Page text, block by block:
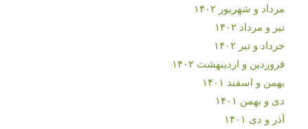
مرداد و شهریور ۱۴۰۲
تیر و مرداد ۱۴۰۲
خرداد و تیر ۱۴۰۲
فروردین و اردیبهشت ۱۴۰۲
بهمن و اسفند ۱۴۰۱
دی و بهمن ۱۴۰۱
آذر و دی ۱۴۰۱